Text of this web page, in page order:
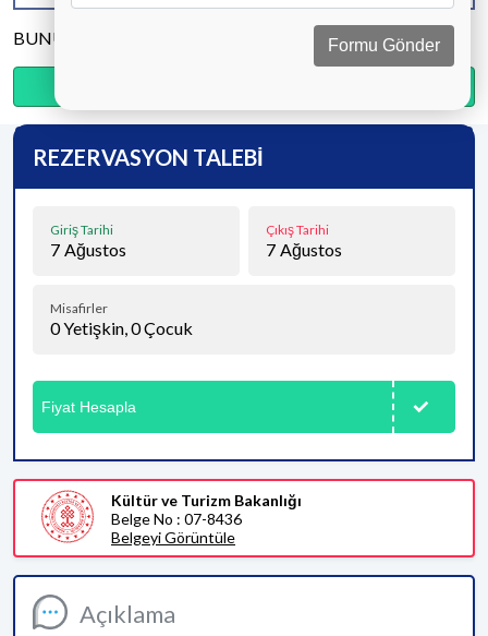
BUNU PAYLAŞ
Açıklama
REZERVASYON TALEBİ
Giriş Tarihi
7 Ağustos
Çıkış Tarihi
7 Ağustos
Misafirler
0Yetişkin,0Çocuk
Fiyat Hesapla
Kültür ve Turizm Bakanlığı
Belge No : 07-8436
Belgeyi Görüntüle
Formu Gönder